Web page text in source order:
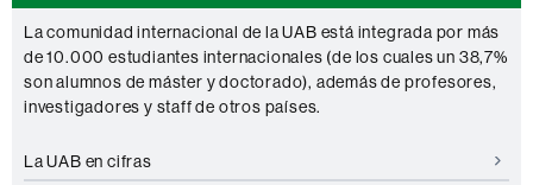
La comunidad internacional de la UAB está integrada por más
de 10.000 estudiantes internacionales (de los cuales un 38,7%
son alumnos de máster y doctorado), además de profesores,
investigadores y staff de otros países.
La UAB en cifras